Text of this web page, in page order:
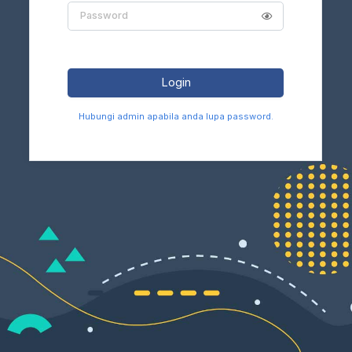
Password
Login
Hubungi admin apabila anda lupa password.